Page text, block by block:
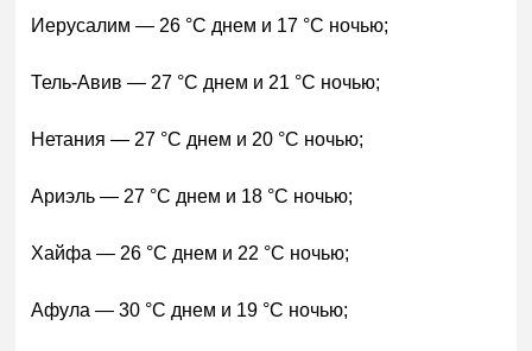
Иерусалим — 26 °C днем и 17 °C ночью;
Тель-Авив — 27 °C днем и 21 °C ночью;
Нетания — 27 °C днем и 20 °C ночью;
Ариэль — 27 °C днем и 18 °C ночью;
Хайфа — 26 °C днем и 22 °C ночью;
Афула — 30 °C днем и 19 °C ночью;